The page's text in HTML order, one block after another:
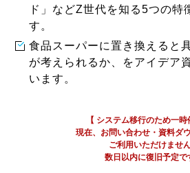
ド」などZ世代を知る5つの特
す。
食品スーパーに置き換えると
が考えられるか、をアイデア
います。